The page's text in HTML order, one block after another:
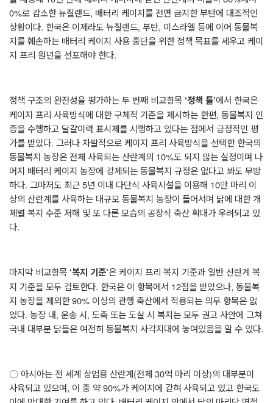
0%로 감소한 뉴질랜드, 배터리 케이지를 전면 금지한 부탄에 대조적인
상황이다. 한국은 이제라도 뉴질랜드, 부탄, 이스라엘 등에 이어 동물복
지를 훼손하는 배터리 케이지 사용 중단을 위한 정책 목표를 세우고 케이
지 프리 원년을 선포해야 한다.
정책 구조의 완전성을 평가하는 두 번째 비교항목 ‘정책 틀’에서 한국은
케이지 프리 사육방식에 대한 구체적 기준을 제시하는 한편, 동물복지 인
증을 수행하고 달걀이력 표시제를 시행하고 있다는 점에서 긍정적인 평
가를 받았다. 그러나 자발적으로 케이지 프리 사육방식을 선택한 한국의
동물복지 농장은 전체 사육되는 산란계의 10%도 되지 않는 실정이며 나
머지 배터리 케이지 농장에 강제되는 동물복지 규정은 없다고 봐도 무방
하다. 그마저도 최근5년 이내 다단식 사육시설을 이용해 10만 마리 이
상의 산란계를 사육하는 대규모 동물복지 농장이 들어서며 닭에 대한 개
체별 복지 수준 저해 및 또 다른 모습의 공장식 축산 확대가 우려되고 있
다.
마지막 비교항목 ‘복지 기준’은 케이지 프리 복지 기준과 일반 산란계 복
지 기준을 모두 검토한다. 한국은 이 항목에서 12점을 받았으나, 동물복
지 농장을 제외한90% 이상의 관행 축산에서 적용되는 의무 항목은 없
었다. 농장 내, 운송 시, 도축 또는 도살 시 복지는 모두 권고 사안에 그쳐
국내 대부분 닭들은 여전히 동물복지 사각지대에 놓여있음을 알 수 있다.
〇 아시아는 전 세계 상업용 산란계(전체30억 마리 이상)의 대부분이
사육되고 있으며, 이 중 약90%가 케이지에 갇혀 사육되고 있고 한국도